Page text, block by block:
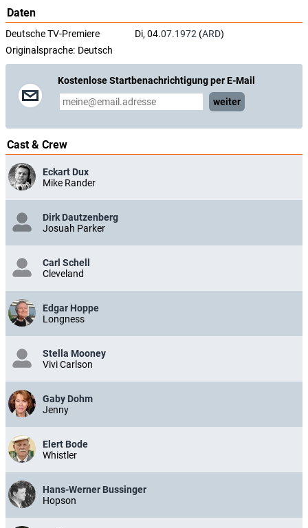
Daten
Deutsche TV-Premiere Di, 04.07.1972 (ARD)
Originalsprache: Deutsch
Kostenlose Startbenachrichtigung per E-Mail
weiter
Cast & Crew
Eckart Dux
Mike Rander
Dirk Dautzenberg
Josuah Parker
Carl Schell
Cleveland
Edgar Hoppe
Longness
Stella Mooney
Vivi Carlson
Gaby Dohm
Jenny
Elert Bode
Whistler
Hans-Werner Bussinger
Hopson